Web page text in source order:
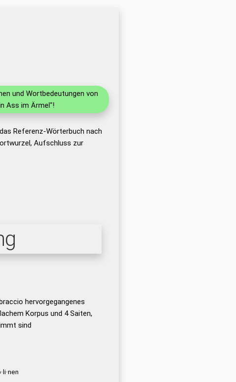
und Wortbedeutungen von
Ass im Ärmel"!
Referenz-Wörterbuch nach
Aufschluss zur
hervorgegangenes
Korpus und 4 Saiten,
sind